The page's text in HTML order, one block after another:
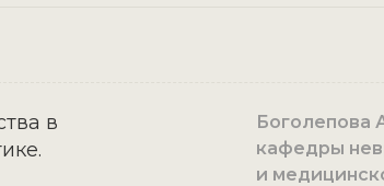
в
Боголепова
кафедры
и